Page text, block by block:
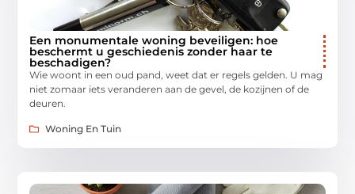
Een monumentale woning beveiligen: hoe
beschermt u geschiedenis zonder haar te
beschadigen?
Wie woont in een oud pand, weet dat er regels gelden. U mag
niet zomaar iets veranderen aan de gevel, de kozijnen of de
deuren.
Woning En Tuin